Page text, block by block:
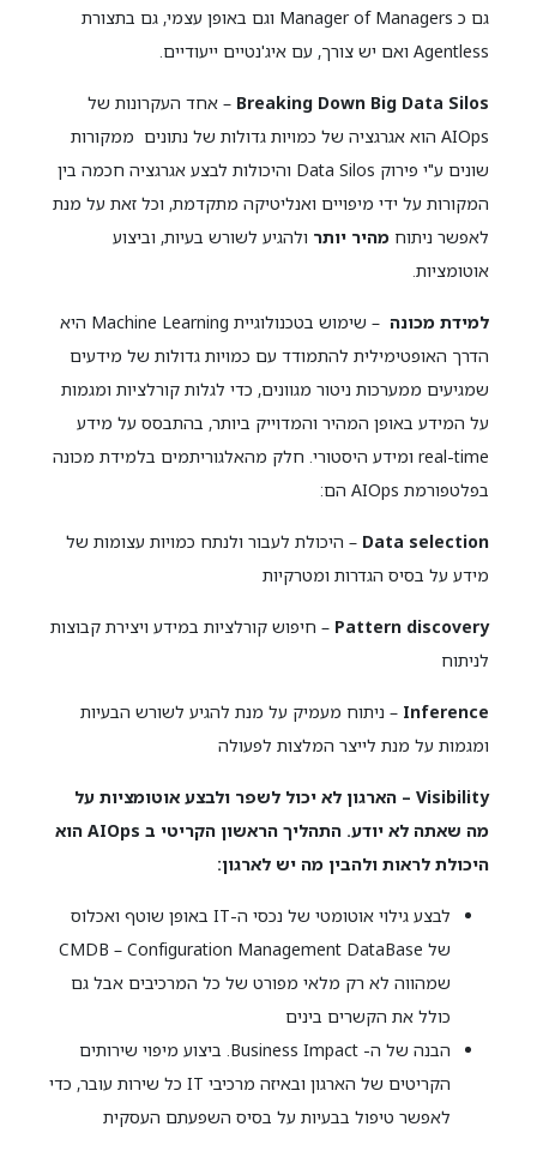
גם כ Manager of Managers וגם באופן עצמי, גם בתצורת
Agentless ואם יש צורך, עם איג'נטיים ייעודיים.
Breaking Down Big Data Silos – אחד העקרונות של
AIOps הוא אגרגציה של כמויות גדולות של נתונים ממקורות
שונים ע"י פירוק Data Silos והיכולות לבצע אגרגציה חכמה בין
המקורות על ידי מיפויים ואנליטיקה מתקדמת, וכל זאת על מנת
לאפשר ניתוח מהיר יותר ולהגיע לשורש בעיות, וביצוע
אוטומציות.
למידת מכונה
– שימוש בטכנולוגיית Machine Learning היא
הדרך האופטימילית להתמודד עם כמויות גדולות של מידעים
שמגיעים ממערכות ניטור מגוונים, כדי לגלות קורלציות ומגמות
על המידע באופן המהיר והמדוייק ביותר, בהתבסס על מידע
real-time ומידע היסטורי. חלק מהאלגוריתמים בלמידת מכונה
בפלטפורמת AIOps הם:
Data selection – היכולת לעבור ולנתח כמויות עצומות של
מידע על בסיס הגדרות ומטרקיות
Pattern discovery – חיפוש קורלציות במידע ויצירת קבוצות
לניתוח
Inference – ניתוח מעמיק על מנת להגיע לשורש הבעיות
ומגמות על מנת לייצר המלצות לפעולה
Visibility – הארגון לא יכול לשפר ולבצע אוטומציות על
מה שאתה לא יודע. התהליך הראשון הקריטי ב AIOps הוא
היכולת לראות ולהבין מה יש לארגון:
לבצע גילוי אוטומטי של נכסי ה-IT באופן שוטף ואכלוס
של CMDB – Configuration Management DataBase
שמהווה לא רק מלאי מפורט של כל המרכיבים אבל גם
כולל את הקשרים בינים
הבנה של ה- Business Impact. ביצוע מיפוי שירותים
הקריטים של הארגון ובאיזה מרכיבי IT כל שירות עובר, כדי
לאפשר טיפול בבעיות על בסיס השפעתם העסקית